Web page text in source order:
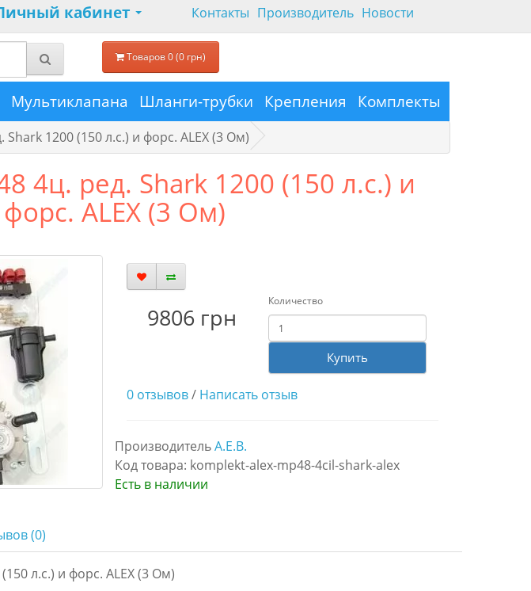
Контакты Производитель Новости
кабинет
Товаров 0 (0 грн)
Мультиклапана Шланги-трубки Крепления Комплекты
Shark 1200 (150 л.с.) и форс. ALEX (3 Ом)
4ц. pед. Shark 1200 (150 л.с.) и
форс. ALEX (3 Ом)
9806 грн
Количество
Купить
0 отзывов/ Написать отзыв
ПроизводительA.E.B.
Код товара: komplekt-alex-mp48-4cil-shark-alex
Есть в наличии
(0)
л.с.) и форс. ALEX (3 Ом)